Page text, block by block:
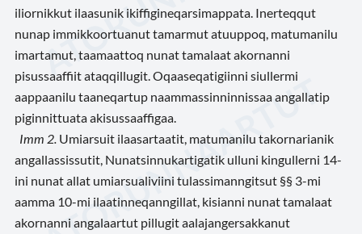
iliornikkut ilaasunik ikiffigineqarsimappata. Inerteqqut
nunap immikkoortuanut tamarmut atuuppoq, matumanilu
imartamut, taamaattoq nunat tamalaat akornanni
pisussaaffiit ataqqillugit. Oqaaseqatigiinni siullermi
aappaanilu taaneqartup naammassinninnissaa angallatip
piginnittuata akisussaaffigaa.
Imm 2. Umiarsuit ilaasartaatit, matumanilu takornarianik
angallassissutit, Nunatsinnukartigatik ulluni kingullerni 14-
ini nunat allat umiarsualiviini tulassimanngitsut §§ 3-mi
aamma 10-mi ilaatinneqanngillat, kisianni nunat tamalaat
akornanni angalaartut pillugit aalajangersakkanut